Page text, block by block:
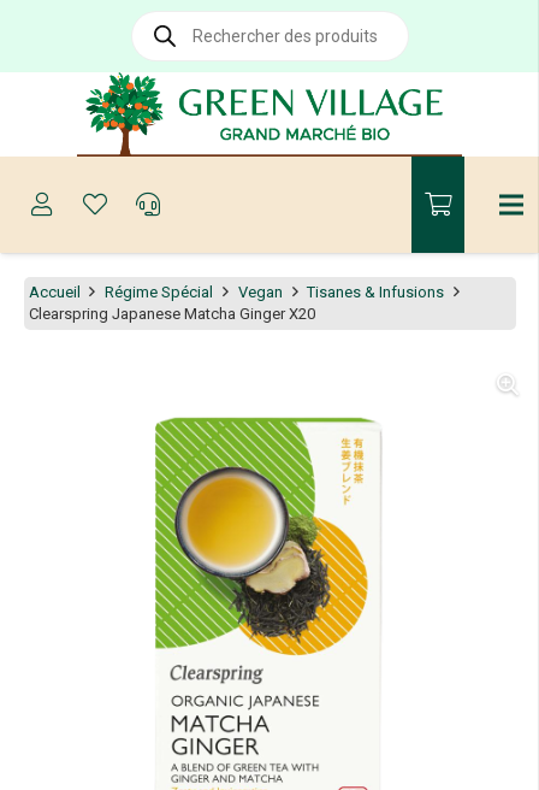
Recherche
produits
Accueil Régime Spécial Vegan
Tisanes & Infusions
Clearspring Japanese Matcha Ginger X20